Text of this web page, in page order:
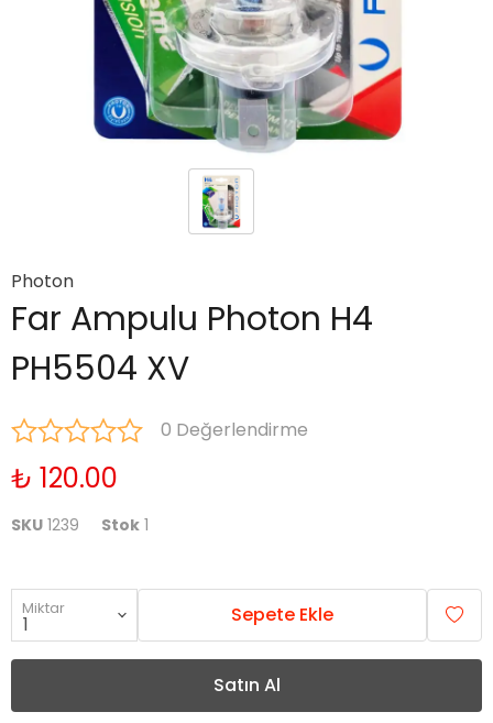
Photon
Far Ampulu Photon H4
PH5504 XV
0 Değerlendirme
₺ 120.00
SKU 1239 Stok 1
Miktar Sepete Ekle
Satın Al